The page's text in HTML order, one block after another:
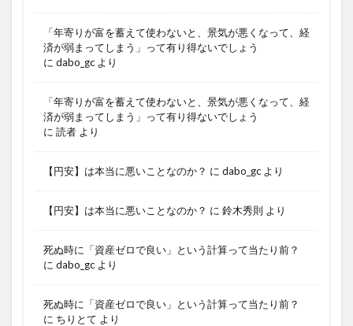
「年寄りが富を蓄えて使わないと、景気が悪くなって、経
済が弱まってしまう」って有り得ないでしょう
に dabo_gc より
「年寄りが富を蓄えて使わないと、景気が悪くなって、経
済が弱まってしまう」って有り得ないでしょう
に 読者 より
【円安】は本当に悪いことなのか？ に dabo_gc より
【円安】は本当に悪いことなのか？ に 鈴木秀則 より
死ぬ時に「資産ゼロで良い」という計算って当たり前？
に dabo_gc より
死ぬ時に「資産ゼロで良い」という計算って当たり前？
に ちりとて より